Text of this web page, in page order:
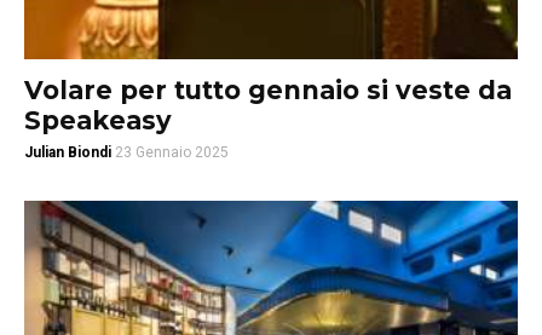
Volare per tutto gennaio si veste da
Speakeasy
Julian Biondi 23 Gennaio 2025